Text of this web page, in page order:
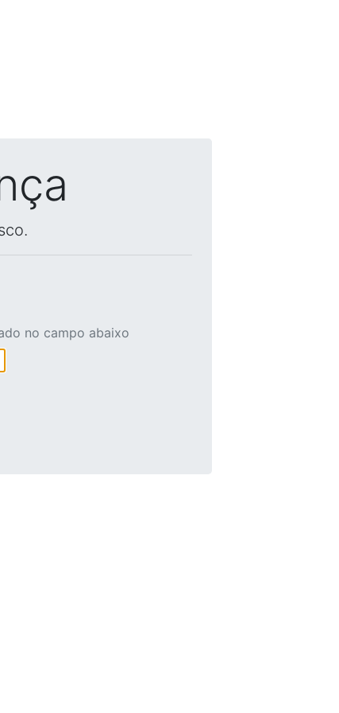
no campo abaixo